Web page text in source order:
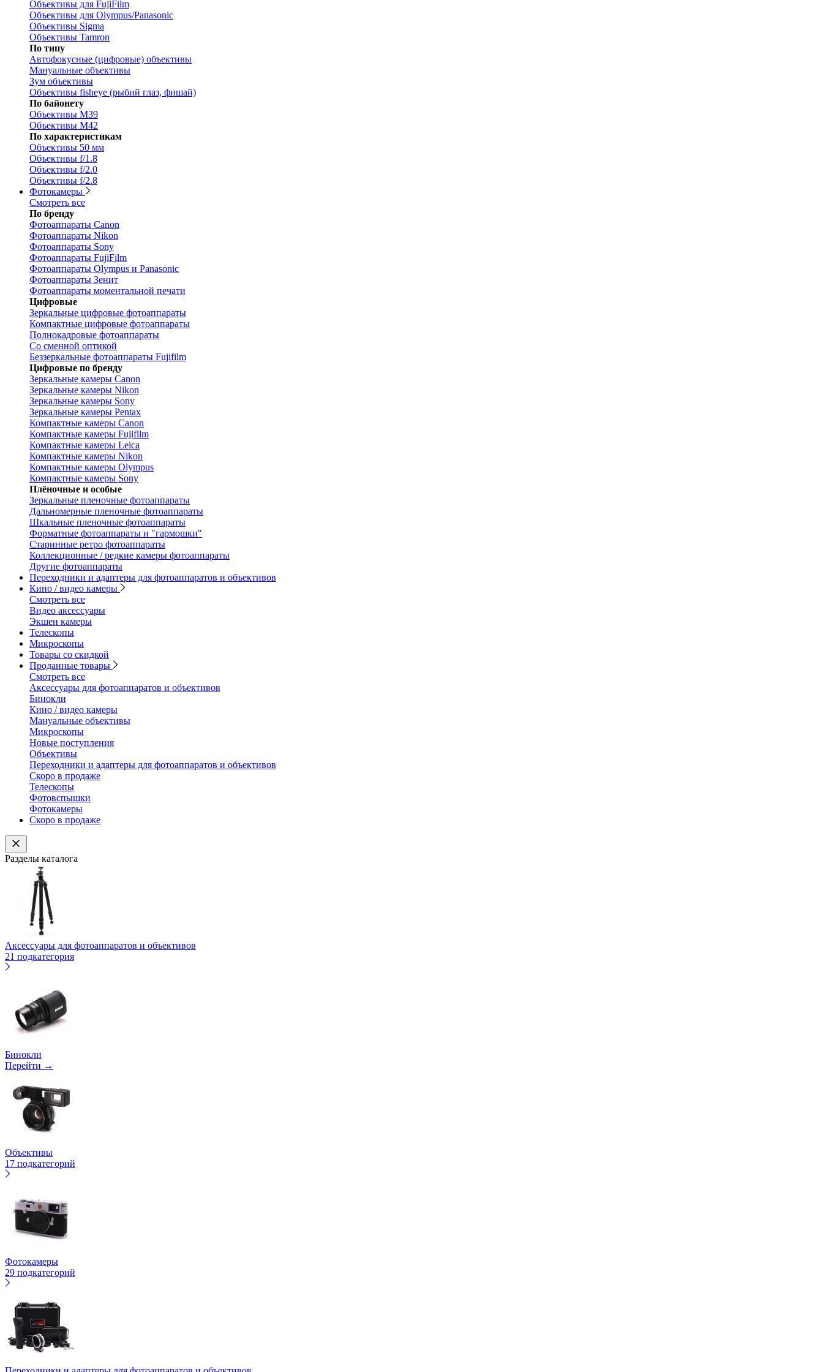
Объективы для FujiFilm
Объективы для Olympus/Panasonic
Объективы Sigma
Объективы Tamron
По типу
Автофокусные (цифровые) объективы
Мануальные объективы
Зум объективы
Объективы fisheye (рыбий глаз, фишай)
По байонету
Объективы M39
Объективы M42
По характеристикам
Объективы 50 мм
Объективы f/1.8
Объективы f/2.0
Объективы f/2.8
Фотокамеры
Смотреть все
По бренду
Фотоаппараты Canon
Фотоаппараты Nikon
Фотоаппараты Sony
Фотоаппараты FujiFilm
Фотоаппараты Olympus и Panasonic
Фотоаппараты Зенит
Фотоаппараты моментальной печати
Цифровые
Зеркальные цифровые фотоаппараты
Компактные цифровые фотоаппараты
Полнокадровые фотоаппараты
Со сменной оптикой
Беззеркальные фотоаппараты Fujifilm
Цифровые по бренду
Зеркальные камеры Canon
Зеркальные камеры Nikon
Зеркальные камеры Sony
Зеркальные камеры Pentax
Компактные камеры Canon
Компактные камеры Fujifilm
Компактные камеры Leica
Компактные камеры Nikon
Компактные камеры Olympus
Компактные камеры Sony
Плёночные и особые
Зеркальные пленочные фотоаппараты
Дальномерные пленочные фотоаппараты
Шкальные пленочные фотоаппараты
Форматные фотоаппараты и "гармошки"
Старинные ретро фотоаппараты
Коллекционные / редкие камеры фотоаппараты
Другие фотоаппараты
Переходники и адаптеры для фотоаппаратов и объективов
Кино / видео камеры
Смотреть все
Видео аксессуары
Экшен камеры
Телескопы
Микроскопы
Товары со скидкой
Проданные товары
Смотреть все
Аксессуары для фотоаппаратов и объективов
Бинокли
Кино / видео камеры
Мануальные объективы
Микроскопы
Новые поступления
Объективы
Переходники и адаптеры для фотоаппаратов и объективов
Скоро в продаже
Телескопы
Фотовспышки
Фотокамеры
Скоро в продаже
Разделы каталога
Аксессуары для фотоаппаратов и объективов
21 подкатегория
Бинокли
Перейти →
Объективы
17 подкатегорий
Фотокамеры
29 подкатегорий